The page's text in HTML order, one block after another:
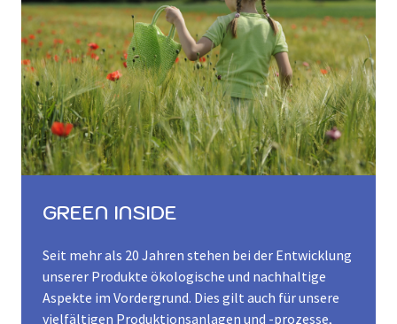
GREEN INSIDE
Seit mehr als 20 Jahren stehen bei der Entwicklung
unserer Produkte ökologische und nachhaltige
Aspekte im Vordergrund. Dies gilt auch für unsere
vielfältigen Produktionsanlagen und -prozesse,